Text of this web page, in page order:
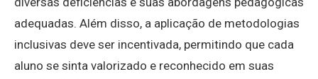
adequadas. Além disso, a aplicação de metodologias
inclusivas deve ser incentivada, permitindo que cada
aluno se sinta valorizado e reconhecido em suas